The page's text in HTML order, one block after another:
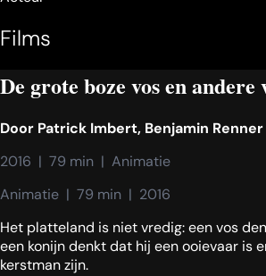
Films
De grote boze vos en andere
Door Patrick Imbert, Benjamin Renner
2016  |  79 min  |  Animatie
Animatie  |  79 min  |  2016
Het platteland is niet vredig: een vos
een konijn denkt dat hij een ooievaar is
kerstman zijn.